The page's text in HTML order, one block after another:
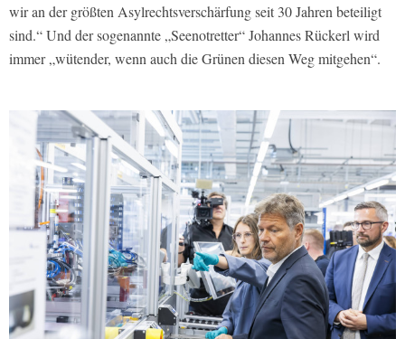
wir an der größten Asylrechtsverschärfung seit 30 Jahren beteiligt
sind.“ Und der sogenannte „Seenotretter“ Johannes Rückerl wird
immer „wütender, wenn auch die Grünen diesen Weg mitgehen“.